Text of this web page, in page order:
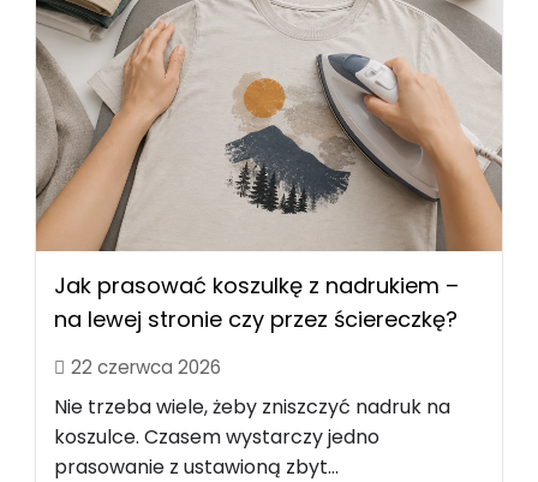
Jak prasować koszulkę z nadrukiem –
na lewej stronie czy przez ściereczkę?
22 czerwca 2026
Nie trzeba wiele, żeby zniszczyć nadruk na
koszulce. Czasem wystarczy jedno
prasowanie z ustawioną zbyt...